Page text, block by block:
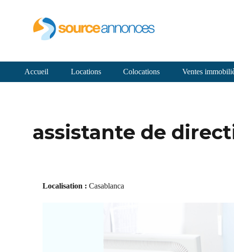
Accueil Locations Colocations Ventes
assistante de
Localisation : Casablanca